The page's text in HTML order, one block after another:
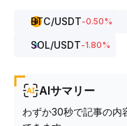
BTC/USDT-0.50%
SOL/USDT-1.80%
AIサマリー
わずか30秒で記事の内